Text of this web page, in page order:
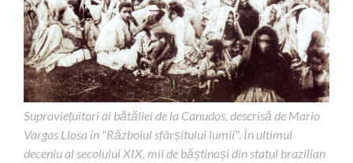
Supraviețuitori ai bătăliei de la Canudos, descrisă de Mario
Vargas Llosa în "Războiul sfârșitului lumii". În ultimul
deceniu al secolului XIX, mii de băștinași din statul brazilian